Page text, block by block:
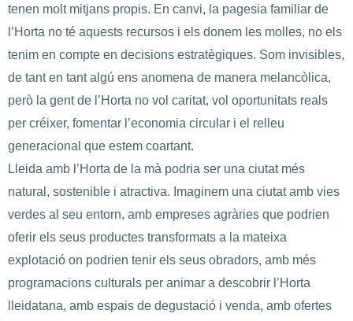
tenen molt mitjans propis. En canvi, la pagesia familiar de
l’Horta no té aquests recursos i els donem les molles, no els
tenim en compte en decisions estratègiques. Som invisibles,
de tant en tant algú ens anomena de manera melancòlica,
però la gent de l’Horta no vol caritat, vol oportunitats reals
per créixer, fomentar l’economia circular i el relleu
generacional que estem coartant.
Lleida amb l’Horta de la mà podria ser una ciutat més
natural, sostenible i atractiva. Imaginem una ciutat amb vies
verdes al seu entorn, amb empreses agràries que podrien
oferir els seus productes transformats a la mateixa
explotació on podrien tenir els seus obradors, amb més
programacions culturals per animar a descobrir l’Horta
lleidatana, amb espais de degustació i venda, amb ofertes